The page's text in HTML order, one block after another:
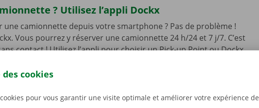
? Utilisez l’appli Dockx
une camionnette depuis votre smartphone ? Pas de problème !
Vous pourrez y réserver une camionnette 24 h/24 et 7 j/7. C’est
contact ! Utilisez l’appli pour choisir un Pick-up Point ou Dockx
vous n’aurez qu’à l’ouvrir à l’aide d’une clé numérique.
cookies
pour vous garantir une visite optimale et améliorer votre expérience de